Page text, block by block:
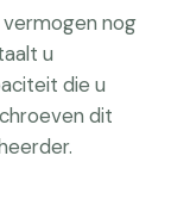
nog
u
die u
dit